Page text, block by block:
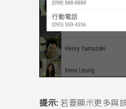
提示:若要顯示更多與